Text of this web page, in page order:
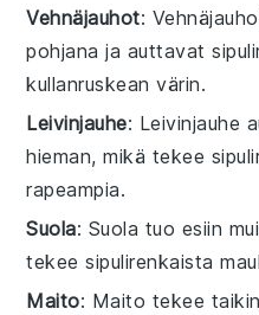
Vehnäjauhot:
pohjana ja auttavat
kullanruskean värin.
Leivinjauhe: Leivinjauhe
hieman, mikä tekee
rapeampia.
Suola: Suola tuo esiin
tekee sipulirenkaista
Maito: Maito tekee